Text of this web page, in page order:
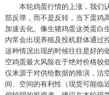
本轮鸡蛋行情的上涨，我们
部反弹，而不是反转，当下蛋鸡
加速去化。像生猪鸡蛋这类蛋白
内常会出现养殖及投机群体通过
这种情况出现的时候往往是好的
空鸡蛋最大风险在于绝对价格较
仅来源于对供给数据的推演，沽
间、空间的有利性（现货可能临